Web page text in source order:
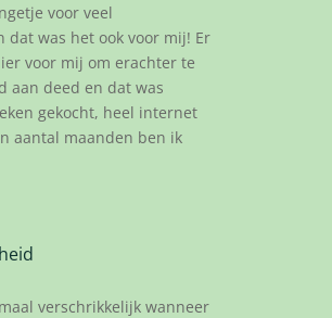
voor veel
dat was het ook voor mij! Er
voor mij om erachter te
aan deed en dat was
gekocht, heel internet
aantal maanden ben ik
verschrikkelijk wanneer